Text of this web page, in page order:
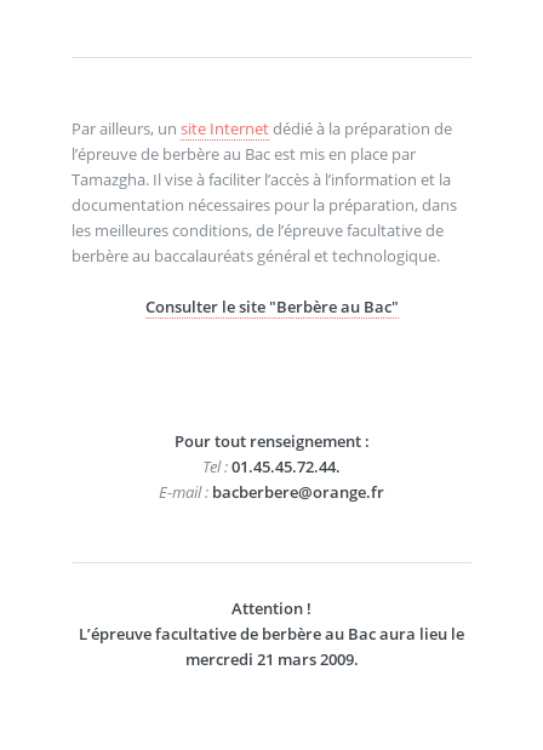
Par ailleurs, un site Internetdédié à la préparation de
l’épreuve de berbère au Bac est mis en place par
Tamazgha. Il vise à faciliter l’accès à l’information et la
documentation nécessaires pour la préparation, dans
les meilleures conditions, de l’épreuve facultative de
berbère au baccalauréats général et technologique.
Consulter le site "Berbère au Bac"
Pour tout renseignement :
Tel :01.45.45.72.44.
E-mail : bacberbere@orange.fr
Attention !
L’épreuve facultative de berbère au Bac aura lieu le
mercredi 21 mars 2009.